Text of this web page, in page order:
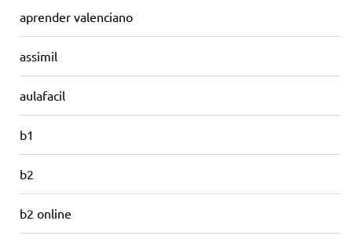
aprender valenciano
assimil
aulafacil
b1
b2
b2 online